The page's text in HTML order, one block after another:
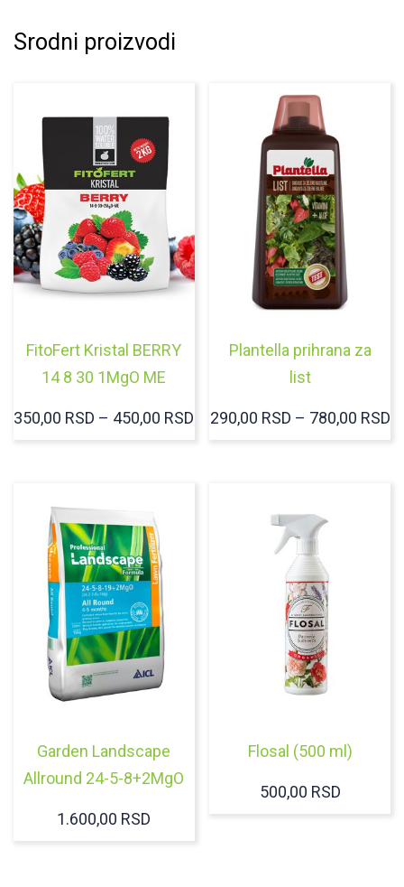
Srodni proizvodi
FitoFert Kristal BERRY
14 8 30 1MgO ME
350,00 RSD – 450,00 RSD RASPON
450,00 RSD
Plantella prihrana za
list
290,00 RSD – 780,00 RSD
Garden Landscape
Allround 24-5-8+2MgO
1.600,00 RSD
Flosal (500 ml)
500,00 RSD